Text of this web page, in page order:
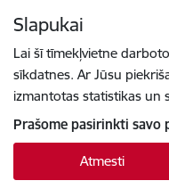
Slapukai
Lai šī tīmekļvietne
sīkdatnes. Ar Jūsu
izmantotas statistikas un
Prašome pasirinkti savo
Atmesti